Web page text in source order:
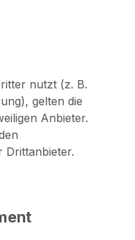
nutzt (z. B.
gelten die
Anbieter.
Drittanbieter.